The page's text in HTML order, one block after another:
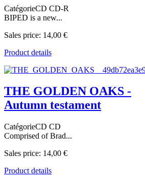
CatégorieCD CD-R
BIPED is a new...
Sales price: 14,00 €
Product details
THE GOLDEN OAKS -
Autumn testament
CatégorieCD CD
Comprised of Brad...
Sales price: 14,00 €
Product details